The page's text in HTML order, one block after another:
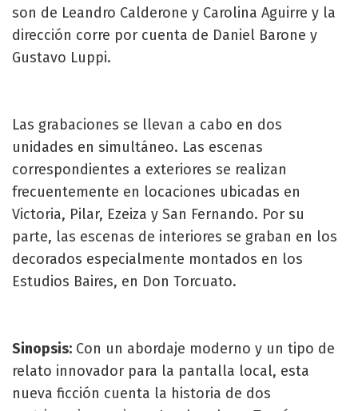
son de Leandro Calderone y Carolina Aguirre y la
dirección corre por cuenta de Daniel Barone y
Gustavo Luppi.
Las grabaciones se llevan a cabo en dos
unidades en simultáneo. Las escenas
correspondientes a exteriores se realizan
frecuentemente en locaciones ubicadas en
Victoria, Pilar, Ezeiza y San Fernando. Por su
parte, las escenas de interiores se graban en los
decorados especialmente montados en los
Estudios Baires, en Don Torcuato.
Sinopsis: Con un abordaje moderno y un tipo de
relato innovador para la pantalla local, esta
nueva ficción cuenta la historia de dos